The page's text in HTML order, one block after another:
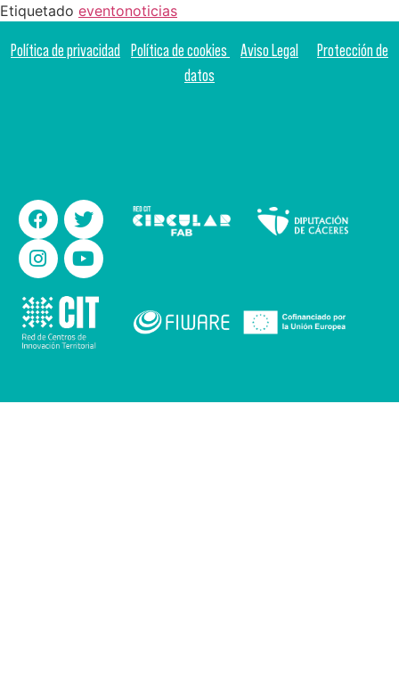
Etiquetado eventonoticias
Política de privacidad Política de cookies Aviso Legal
Protección de
datos